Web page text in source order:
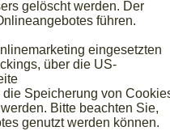
gelöscht werden. Der
führen.
eingesetzten
über die US-
Speicherung von
Bitte beachten Sie,
genutzt werden können.